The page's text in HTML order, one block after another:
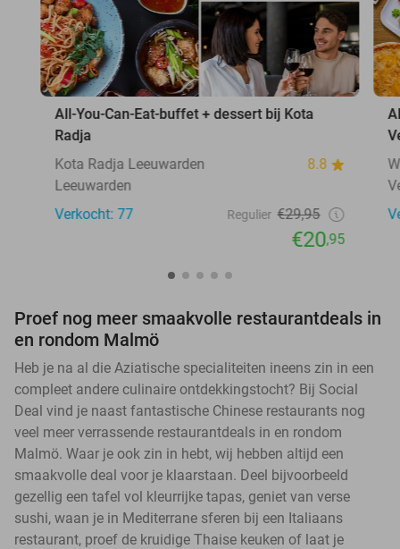
All-You-Can-Eat-buffet + dessert bij Kota
Radja
Kota Radja Leeuwarden
8.8
Leeuwarden
Verkocht: 77
Regulier €29,95
€20,95
Proef nog meer smaakvolle restaurantdeals in
en rondom Malmö
Heb je na al die Aziatische specialiteiten ineens zin in een
compleet andere culinaire ontdekkingstocht? Bij Social
Deal vind je naast fantastische Chinese restaurants nog
veel meer verrassende restaurantdeals in en rondom
Malmö. Waar je ook zin in hebt, wij hebben altijd een
smaakvolle deal voor je klaarstaan. Deel bijvoorbeeld
gezellig een tafel vol kleurrijke tapas, geniet van verse
sushi, waan je in Mediterrane sferen bij een Italiaans
restaurant, proef de kruidige Thaise keuken of laat je